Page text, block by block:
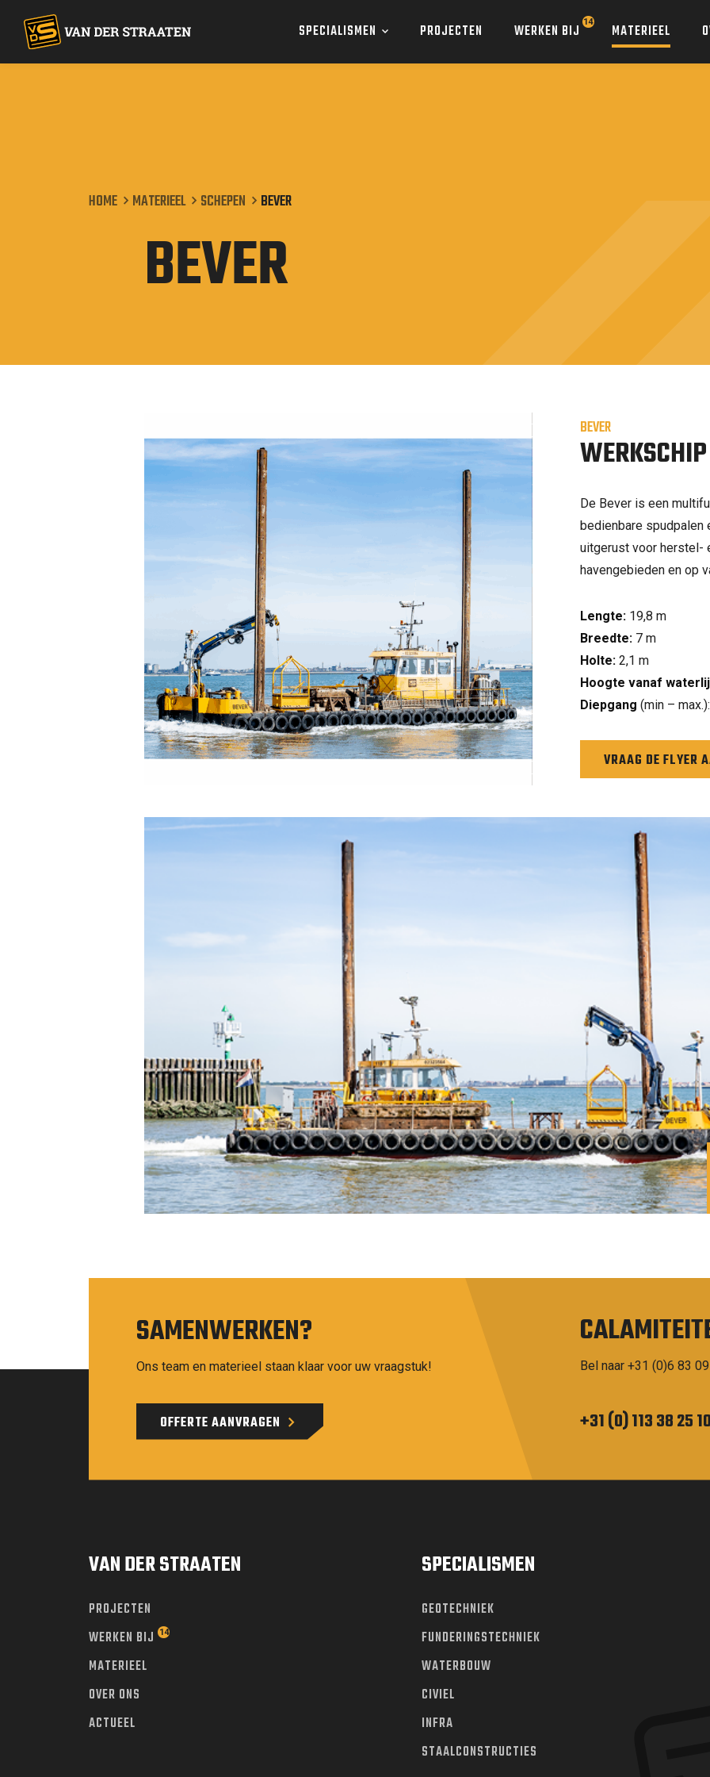
SPECIALISMEN PROJECTEN WERKEN BIJ MATERIEEL
Materieel
Over ons
Contact
HOME MATERIEEL SCHEPEN BEVER
BEVER
BEVER
WERKSCHIP
De Bever is een
bedienbare spudpalen
uitgerust voor herstel-
havengebieden en op
Lengte: 19,8 m
Breedte: 7 m
Holte: 2,1 m
Hoogte vanaf
Diepgang (min –
VRAAG DE FLYER
SAMENWERKEN?
Ons team en materieel staan klaar voor uw vraagstuk!
OFFERTE AANVRAGEN
Bel naar +31 (0)6 83
+31 (0) 113 38 25
VAN DER STRAATEN
PROJECTEN
WERKEN BIJ
MATERIEEL
OVER ONS
ACTUEEL
SPECIALISMEN
GEOTECHNIEK
FUNDERINGSTECHNIEK
WATERBOUW
CIVIEL
INFRA
STAALCONSTRUCTIES